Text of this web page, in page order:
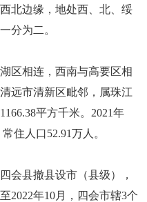
北边缘，地处西、北、绥
分为二。
区相连，西南与高要区相
远市清新区毗邻，属珠江
平方千米。2021年
住人口52.91万人。
会县撤县设市（县级），
2022年10月，四会市辖3个